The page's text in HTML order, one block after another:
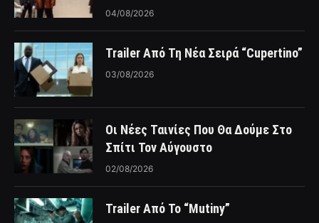
04/08/2026
Trailer Από Τη Νέα Σειρά “Cupertino”
03/08/2026
Οι Νέες Ταινίες Που Θα Δούμε Στο
Σπίτι Τον Αύγουστο
02/08/2026
Trailer Από Το “Mutiny”